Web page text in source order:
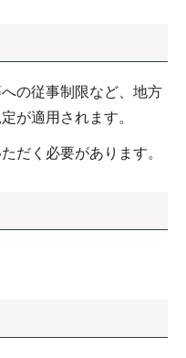
の従事制限など、地方
が適用されます。
だく必要があります。